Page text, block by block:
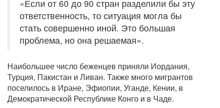
«Если от 60 до 90 стран разделили бы эту
ответственность, то ситуация могла бы
стать совершенно иной. Это большая
проблема, но она решаемая».
Наибольшее число беженцев приняли Иордания,
Турция, Пакистан и Ливан. Также много мигрантов
поселилось в Иране, Эфиопии, Уганде, Кении, в
Демократической Республике Конго и в Чаде.